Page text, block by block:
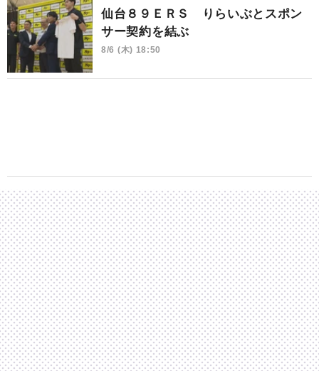
仙台８９ＥＲＳ りらいぶとスポン
サー契約を結ぶ
8/6 (木) 18:50